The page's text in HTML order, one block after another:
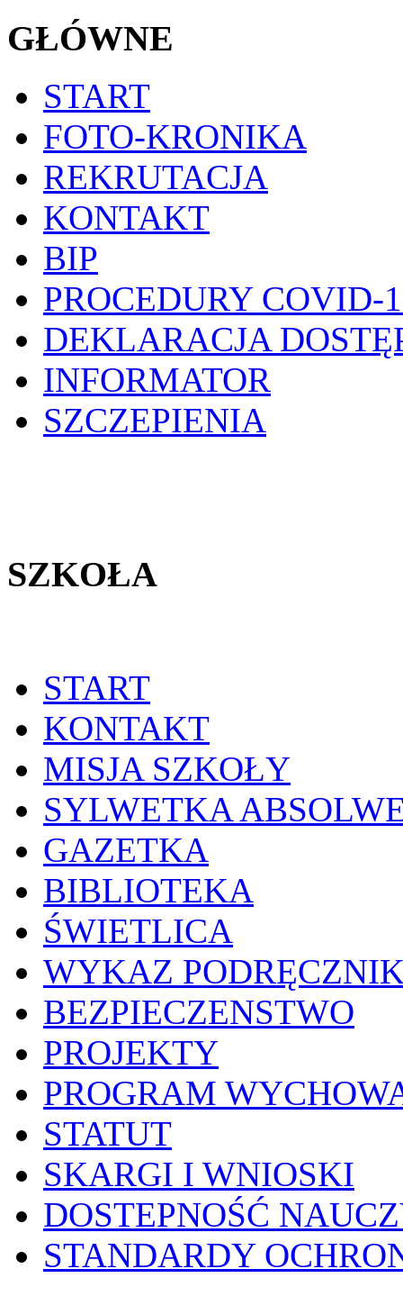
GŁÓWNE
START
FOTO-KRONIKA
REKRUTACJA
KONTAKT
BIP
PROCEDURY COVID-
DEKLARACJA
INFORMATOR
SZCZEPIENIA
SZKOŁA
START
KONTAKT
MISJA SZKOŁY
SYLWETKA
GAZETKA
BIBLIOTEKA
ŚWIETLICA
WYKAZ
BEZPIECZENSTWO
PROJEKTY
PROGRAM
STATUT
SKARGI I WNIOSKI
DOSTEPNOŚĆ
STANDARDY